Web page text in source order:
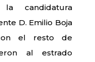
la candidatura
D. Emilio Boja
el resto de
al estrado